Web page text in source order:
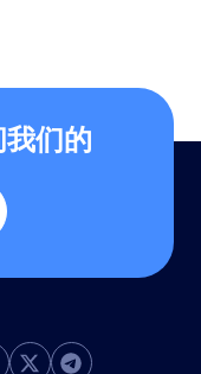
们的